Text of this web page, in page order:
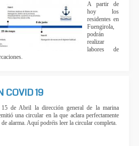
A partir de
hoy los
residentes en
Fuengirola,
podrán
realizar
labores de
COVID 19
15 de Abril la dirección general de la marina
una circular en la que aclara perfectamente
alarma. Aquí podréis leer la circular completa.